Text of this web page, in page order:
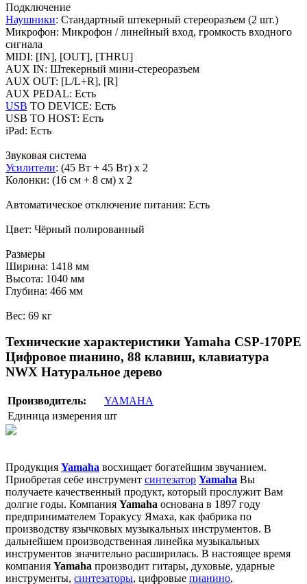
Подключение
Наушники: Стандартный штекерный стереоразъем (2 шт.)
Микрофон: Микрофон / линейный вход, громкость входного
сигнала
MIDI: [IN], [OUT], [THRU]
AUX IN: Штекерный мини-стереоразъем
AUX OUT: [L/L+R], [R]
AUX PEDAL: Есть
USB TO DEVICE: Есть
USB TO HOST: Есть
iPad: Есть
Звуковая система
Усилители: (45 Вт + 45 Вт) х 2
Колонки: (16 см + 8 см) х 2
Автоматическое отключение питания: Есть
Цвет: Чёрный полированный
Размеры
Ширина: 1418 мм
Высота: 1040 мм
Глубина: 466 мм
Вес: 69 кг
Технические характеристики Yamaha CSP-170PE
Цифровое пианино, 88 клавиш, клавиатура
NWX Натуральное дерево
Производитель:
YAMAHA
Единица измерения шт
Продукция Yamaha восхищает богатейшим звучанием.
Приобретая себе инструмент синтезатор Yamaha Вы
получаете качественный продукт, который прослужит Вам
долгие годы. Компания Yamaha основана в 1897 году
предпринимателем Торакусу Ямаха, как фабрика по
производству язычковых музыкальных инструментов. В
дальнейшем производственная линейка музыкальных
инструментов значительно расширилась. В настоящее время
компания Yamaha производит гитары, духовые, ударные
инструменты, синтезаторы, цифровые пианино,